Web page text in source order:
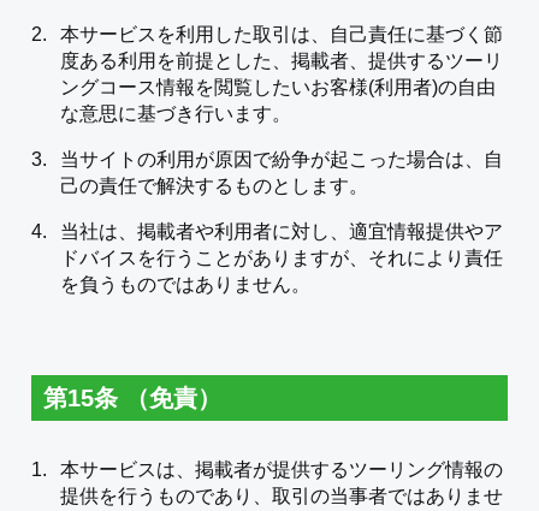
本サービスを利用した取引は、自己責任に基づく節
度ある利用を前提とした、掲載者、提供するツーリ
ングコース情報を閲覧したいお客様(利用者)の自由
な意思に基づき行います。
当サイトの利用が原因で紛争が起こった場合は、自
己の責任で解決するものとします。
当社は、掲載者や利用者に対し、適宜情報提供やア
ドバイスを行うことがありますが、それにより責任
を負うものではありません。
第15条 （免責）
本サービスは、掲載者が提供するツーリング情報の
提供を行うものであり、取引の当事者ではありませ